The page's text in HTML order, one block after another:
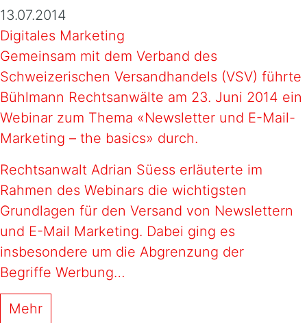
13.07.2014
Digitales Marketing
Gemeinsam mit dem Verband des
Schweizerischen Versandhandels (VSV) führte
Bühlmann Rechtsanwälte am 23. Juni 2014 ein
Webinar zum Thema «Newsletter und E-Mail-
Marketing – the basics» durch.
Rechtsanwalt Adrian Süess erläuterte im
Rahmen des Webinars die wichtigsten
Grundlagen für den Versand von Newslettern
und E-Mail Marketing. Dabei ging es
insbesondere um die Abgrenzung der
Begriffe Werbung…
Mehr